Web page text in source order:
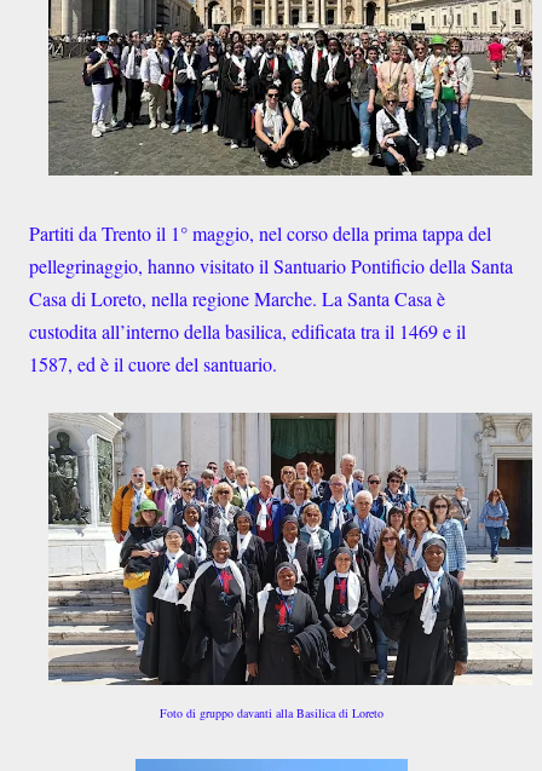
Partiti da Trento il 1° maggio, nel corso della prima tappa del
pellegrinaggio, hanno visitato il Santuario Pontificio della Santa
Casa di Loreto, nella regione Marche. La Santa Casa è
custodita all’interno della basilica, edificata tra il 1469 e il
1587, ed è il cuore del santuario.
Foto di gruppo davanti alla Basilica di Loreto